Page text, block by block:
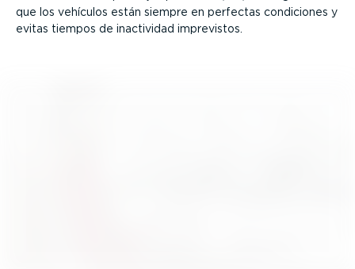
que los vehículos están siempre en perfectas condiciones y
evitas tiempos de inactividad imprevistos.